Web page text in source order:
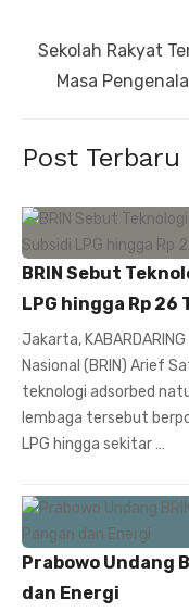
Next
post:
Sekolah Rakyat
Masa
Post Terbaru
BRIN Sebut
LPG hingga Rp 26
Jakarta,
Nasional (BRIN) Arief
teknologi adsorbed
lembaga tersebut
LPG hingga sekitar …
Prabowo Undang
dan Energi